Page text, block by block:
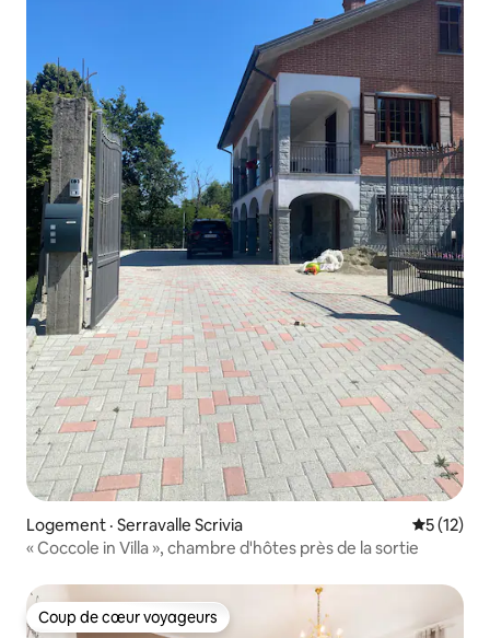
Logement · Serravalle Scrivia Note
5 (12)
« Coccole in Villa », chambre d'hôtes près de la sortie
Coup de cœur voyageurs
Coup de cœur voyageurs